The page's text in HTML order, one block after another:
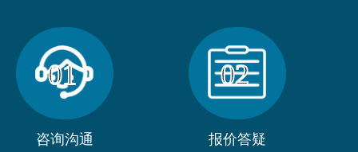
01
咨询沟通
02
报价答疑